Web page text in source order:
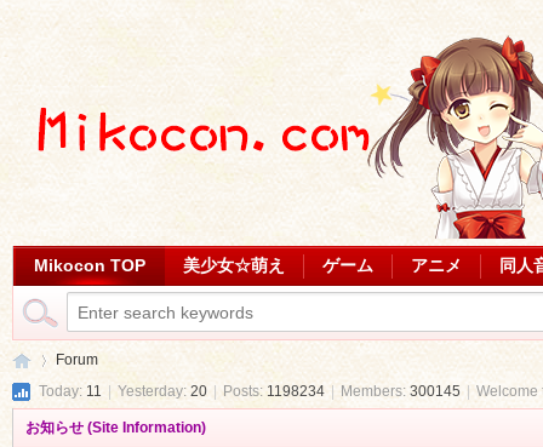
Mikocon TOP 美少女☆萌え ゲーム アニメ 同人
Forum
Today: 11 Yesterday: 20 Posts: 1198234 | Members: 300145 Welcome
お知らせ (Site Information)